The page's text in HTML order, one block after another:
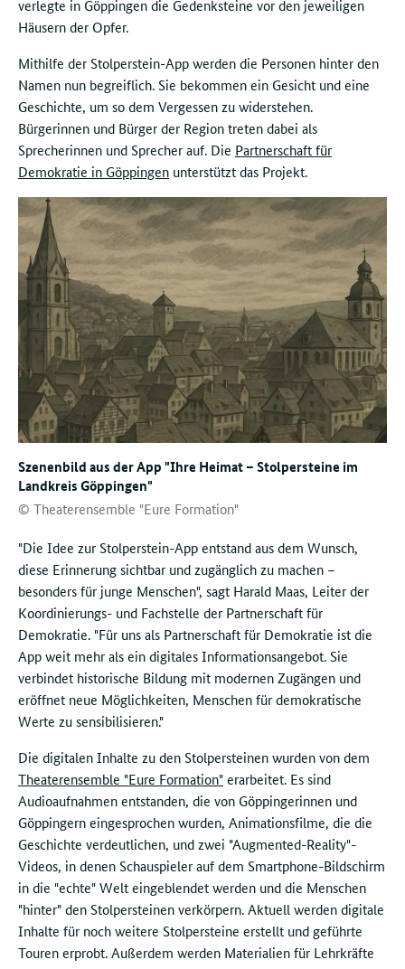
verlegte in Göppingen die Gedenksteine vor den jeweiligen
Häusern der Opfer.
Mithilfe der Stolperstein-App werden die Personen hinter den
Namen nun begreiflich. Sie bekommen ein Gesicht und eine
Geschichte, um so dem Vergessen zu widerstehen.
Bürgerinnen und Bürger der Region treten dabei als
Sprecherinnen und Sprecher auf. Die Partnerschaft für
Demokratie in Göppingen unterstützt das Projekt.
Szenenbild aus der App "Ihre Heimat – Stolpersteine im
Landkreis Göppingen"
© Theaterensemble "Eure Formation"
"Die Idee zur Stolperstein-App entstand aus dem Wunsch,
diese Erinnerung sichtbar und zugänglich zu machen –
besonders für junge Menschen", sagt Harald Maas, Leiter der
Koordinierungs- und Fachstelle der Partnerschaft für
Demokratie. "Für uns als Partnerschaft für Demokratie ist die
App weit mehr als ein digitales Informationsangebot. Sie
verbindet historische Bildung mit modernen Zugängen und
eröffnet neue Möglichkeiten, Menschen für demokratische
Werte zu sensibilisieren."
Die digitalen Inhalte zu den Stolpersteinen wurden von dem
Theaterensemble "Eure Formation"erarbeitet. Es sind
Audioaufnahmen entstanden, die von Göppingerinnen und
Göppingern eingesprochen wurden, Animationsfilme, die die
Geschichte verdeutlichen, und zwei "Augmented-Reality"-
Videos, in denen Schauspieler auf dem Smartphone-Bildschirm
in die "echte" Welt eingeblendet werden und die Menschen
"hinter" den Stolpersteinen verkörpern. Aktuell werden digitale
Inhalte für noch weitere Stolpersteine erstellt und geführte
Touren erprobt. Außerdem werden Materialien für Lehrkräfte